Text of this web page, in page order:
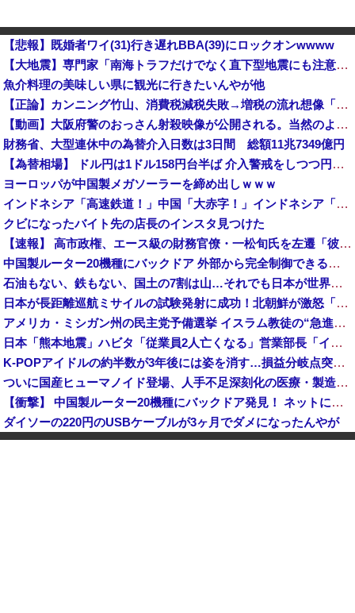
【悲報】既婚者ワイ(31)行き遅れBBA(39)にロックオンwwww
【大地震】専門家「南海トラフだけでなく直下型地震にも注意を」…中部各地に危険度「Sランク」断層帯
魚介料理の美味しい県に観光に行きたいんやが他
【正論】カンニング竹山、消費税減税失敗→増税の流れ想像「次誰が総理やりたいと思います？」
【動画】大阪府警のおっさん射殺映像が公開される。当然のように無抵抗だったことが発覚
財務省、大型連休中の為替介入日数は3日間 総額11兆7349億円
【為替相場】 ドル円は1ドル158円台半ば 介入警戒をしつつ円売りが続行
ヨーロッパが中国製メガソーラーを締め出しｗｗｗ
インドネシア「高速鉄道！」中国「大赤字！」インドネシア「運営会社の株式購入！（負債対策」中国「はい（巨額負債」インドネシア「700km延伸計画！（実質中止」→
クビになったバイト先の店長のインスタ見つけた
【速報】 高市政権、エース級の財務官僚・一松旬氏を左遷「彼は協力的でなかった」財務省の言いなりではないことが判明
中国製ルーター20機種にバックドア 外部から完全制御できる機能が仕込まれていた
石油もない、鉄もない、国土の7割は山…それでも日本が世界屈指の経済大国になれた「勤勉さ」以外の勝因！
日本が長距離巡航ミサイルの試験発射に成功！北朝鮮が激怒「日本が戦争国家になろうとしている」「絶対に傍観しない、必ず後悔させる」
アメリカ・ミシガン州の民主党予備選挙 イスラム教徒の“急進左派”候補が勝利確実に⋯トランプ氏は批判
日本「熊本地震」ハビタ「従業員2人亡くなる」営業部長「イオンのスタッフに制止されなかった」日本「部長が連絡後の店員行動を証言（謎」イオン「再入館可能の事実ない」→
K-POPアイドルの約半数が3年後には姿を消す…損益分岐点突破は4％未満
ついに国産ヒューマノイド登場、人手不足深刻化の医療・製造現場などでの活用想定！
【衝撃】 中国製ルーター20機種にバックドア発見！ ネットに繋ぐだけで35秒ごとに中国のサーバーと通信
ダイソーの220円のUSBケーブルが3ヶ月でダメになったんやが
中国「大洪水！」三峡ダム「大雨で増水（台風直撃前」中国ダム「緊急放流！」中国鉄道「列車が走行中に流される」中国避難所「支援物資は有料です」謎の勢力「え」→